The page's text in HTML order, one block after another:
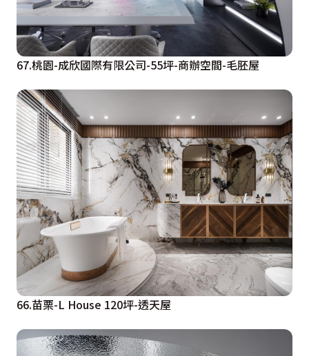
67.桃園-成欣國際有限公司-55坪-商辦空間-毛胚屋
66.苗栗-L House 120坪-透天屋